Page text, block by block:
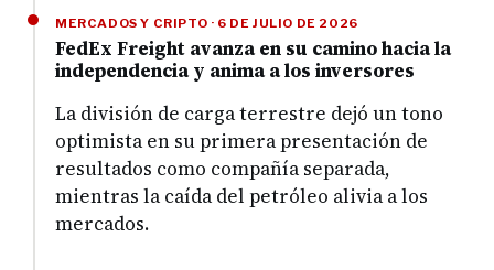
MERCADOS Y CRIPTO · 6 DE JULIO DE 2026
FedEx Freight avanza en su camino hacia la
independencia y anima a los inversores
La división de carga terrestre dejó un tono
optimista en su primera presentación de
resultados como compañía separada,
mientras la caída del petróleo alivia a los
mercados.